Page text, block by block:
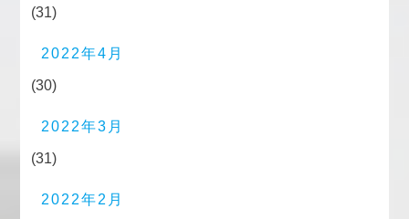
(31)
2022年4月
(30)
2022年3月
(31)
2022年2月